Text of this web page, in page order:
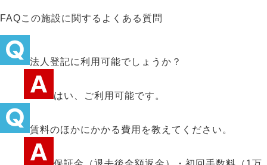
FAQこの施設に関するよくある質問
法人登記に利用可能でしょうか？
はい、ご利用可能です。
賃料のほかにかかる費用を教えてください。